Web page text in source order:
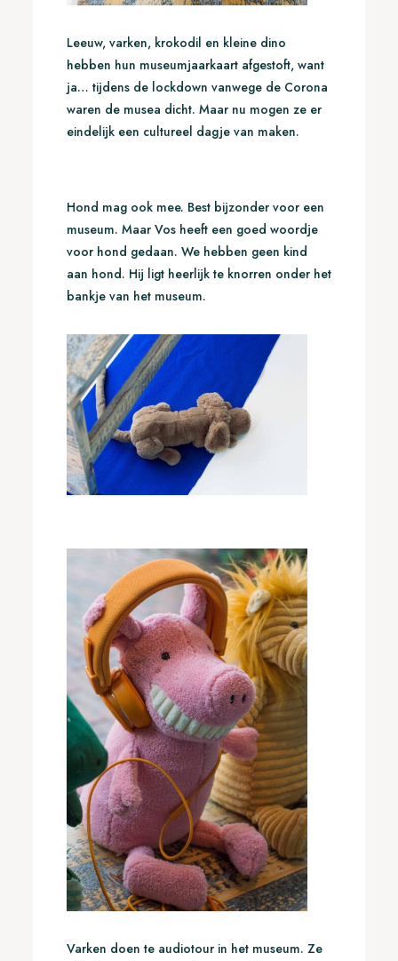
Leeuw, varken, krokodil en kleine dino
hebben hun museumjaarkaart afgestoft, want
ja… tijdens de lockdown vanwege de Corona
waren de musea dicht. Maar nu mogen ze er
eindelijk een cultureel dagje van maken.
Hond mag ook mee. Best bijzonder voor een
museum. Maar Vos heeft een goed woordje
voor hond gedaan. We hebben geen kind
aan hond. Hij ligt heerlijk te knorren onder het
bankje van het museum.
Varken doen te audiotour in het museum. Ze